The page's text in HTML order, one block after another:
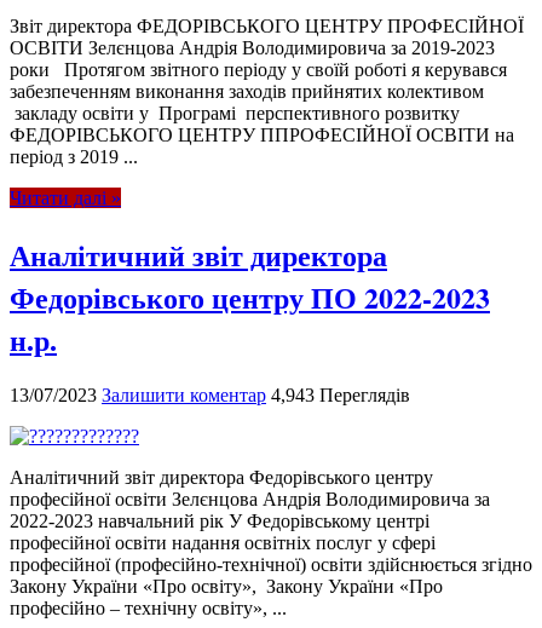
Звіт директора ФЕДОРІВСЬКОГО ЦЕНТРУ ПРОФЕСІЙНОЇ
ОСВІТИ Зелєнцова Андрія Володимировича за 2019-2023
роки Протягом звітного періоду у своїй роботі я керувався
забезпеченням виконання заходів прийнятих колективом
закладу освіти у Програмі перспективного розвитку
ФЕДОРІВСЬКОГО ЦЕНТРУ ППРОФЕСІЙНОЇ ОСВІТИ на
період з 2019 ...
Читати далі »
Аналітичний звіт директора
Федорівського центру ПО 2022-2023
н.р.
13/07/2023 Залишити коментар 4,943 Переглядів
Аналітичний звіт директора Федорівського центру
професійної освіти Зелєнцова Андрія Володимировича за
2022-2023 навчальний рік У Федорівському центрі
професійної освіти надання освітніх послуг у сфері
професійної (професійно-технічної) освіти здійснюється згідно
Закону України «Про освіту», Закону України «Про
професійно – технічну освіту», ...